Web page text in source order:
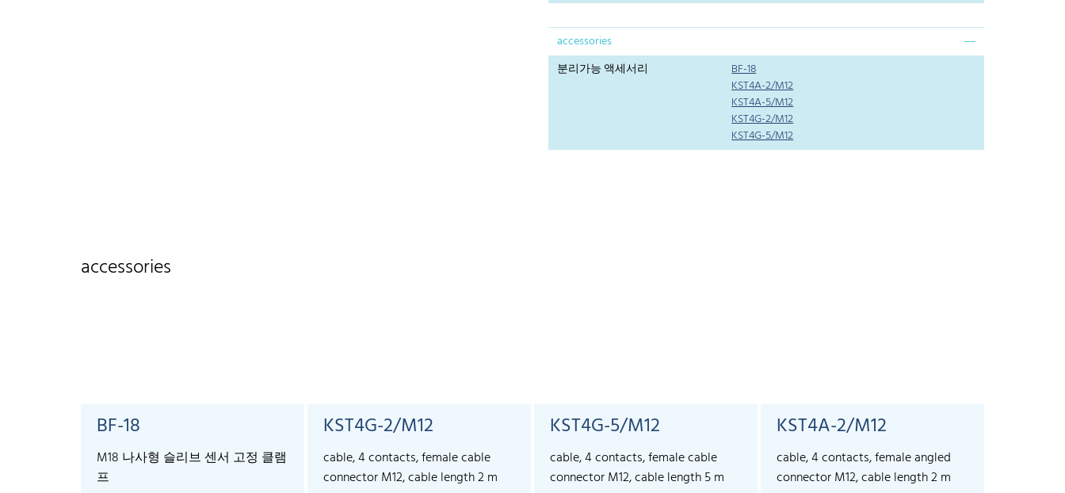
accessories
분리가능 액세서리
BF-18
KST4A-2/M12
KST4A-5/M12
KST4G-2/M12
KST4G-5/M12
accessories
BF-18
M18 나사형 슬리브 센서 고정 클램
프
KST4G-2/M12
cable, 4 contacts, female cable
connector M12, cable length 2 m
KST4G-5/M12
cable, 4 contacts, female cable
connector M12, cable length 5 m
KST4A-2/M12
cable, 4 contacts, female angled
connector M12, cable length 2 m